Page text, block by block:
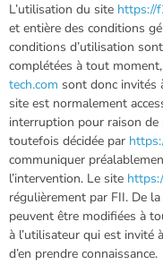
L’utilisation du site https://
et entière des conditions
conditions d’utilisation
complétées à tout
tech.com sont donc invités
site est normalement
interruption pour raison de
toutefois décidée par
communiquer
l’intervention. Le site
régulièrement par FII. De
peuvent être modifiées à
à l’utilisateur qui est invité
d’en prendre connaissance.